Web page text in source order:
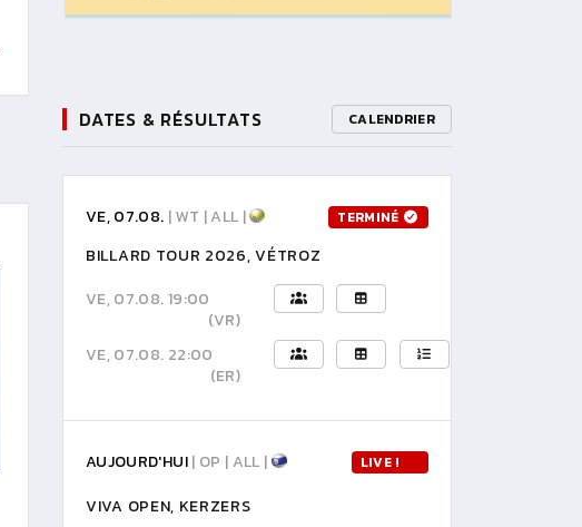
DATES & RÉSULTATS CALENDRIER
VE, 07.08. | WT | ALL | TERMINÉ
BILLARD TOUR 2026, VÉTROZ
VE, 07.08. 19:00
(VR)
VE, 07.08. 22:00
(ER)
AUJOURD'HUI| OP | ALL | LIVE !
VIVA OPEN, KERZERS